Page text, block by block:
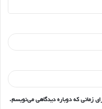
زمانی که دوباره دیدگاهی می‌نویسم.